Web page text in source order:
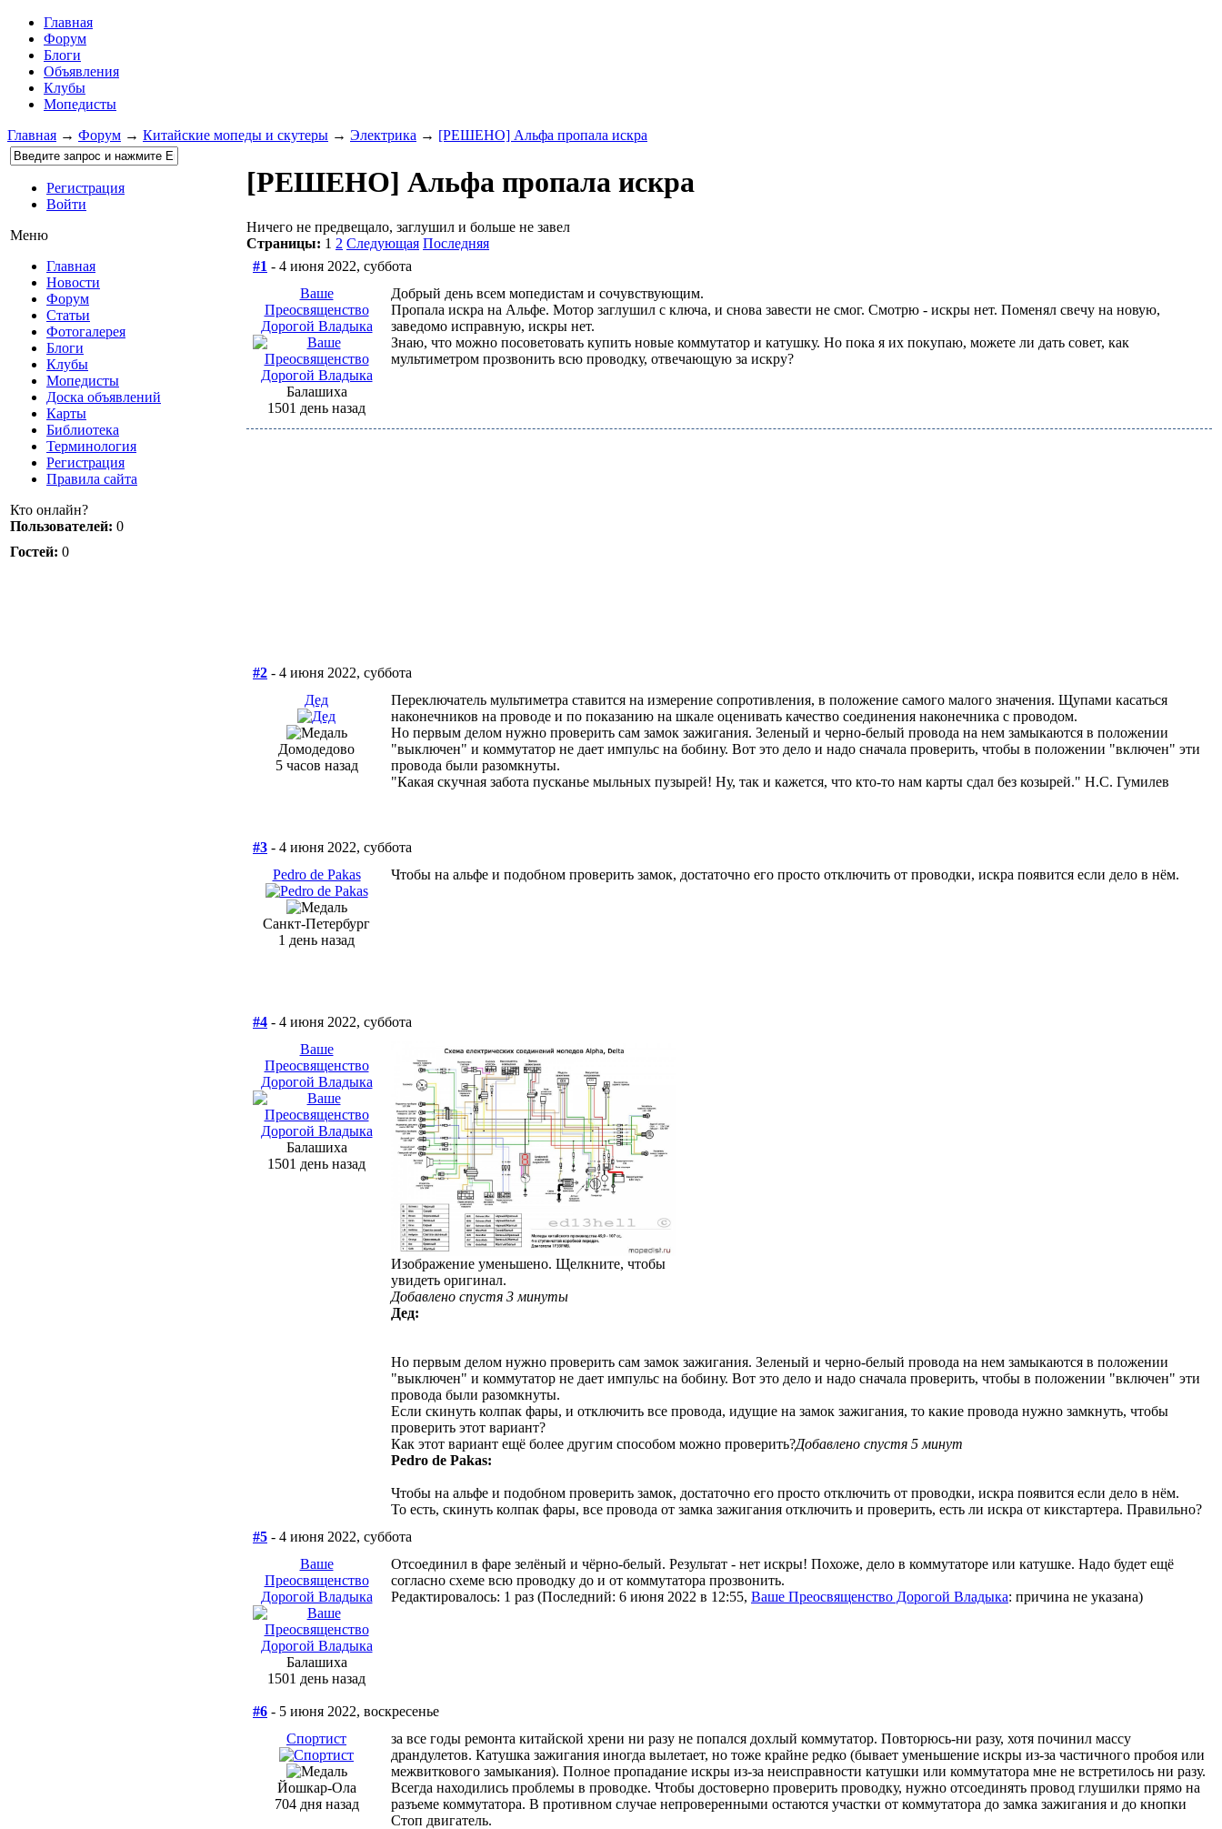
Главная
Форум
Блоги
Объявления
Клубы
Мопедисты
Главная → Форум → Китайские мопеды и скутеры → Электрика → [РЕШЕНО] Альфа пропала искра
Регистрация
Войти
Меню
Главная
Новости
Форум
Статьи
Фотогалерея
Блоги
Клубы
Мопедисты
Доска объявлений
Карты
Библиотека
Терминология
Регистрация
Правила сайта
Кто онлайн?
Пользователей: 0
Гостей: 0
[РЕШЕНО] Альфа пропала искра
Ничего не предвещало, заглушил и больше не завел
Страницы: 1 2 Следующая Последняя
#1 - 4 июня 2022, суббота
Ваше
Преосвященство
Дорогой Владыка
Балашиха
1501 день назад
Добрый день всем мопедистам и сочувствующим.
Пропала искра на Альфе. Мотор заглушил с ключа, и снова завести не смог. Смотрю - искры нет. Поменял свечу на новую,
заведомо исправную, искры нет.
Знаю, что можно посоветовать купить новые коммутатор и катушку. Но пока я их покупаю, можете ли дать совет, как
мультиметром прозвонить всю проводку, отвечающую за искру?
#2 - 4 июня 2022, суббота
Дед
Домодедово
5 часов назад
Переключатель мультиметра ставится на измерение сопротивления, в положение самого малого значения. Щупами касаться
наконечников на проводе и по показанию на шкале оценивать качество соединения наконечника с проводом.
Но первым делом нужно проверить сам замок зажигания. Зеленый и черно-белый провода на нем замыкаются в положении
"выключен" и коммутатор не дает импульс на бобину. Вот это дело и надо сначала проверить, чтобы в положении "включен" эти
провода были разомкнуты.
"Какая скучная забота пусканье мыльных пузырей! Ну, так и кажется, что кто-то нам карты сдал без козырей." Н.С. Гумилев
#3 - 4 июня 2022, суббота
Pedro de Pakas
Санкт-Петербург
1 день назад
Чтобы на альфе и подобном проверить замок, достаточно его просто отключить от проводки, искра появится если дело в нём.
#4 - 4 июня 2022, суббота
Ваше
Преосвященство
Дорогой Владыка
Балашиха
1501 день назад
Изображение уменьшено. Щелкните, чтобы
увидеть оригинал.
Добавлено спустя 3 минуты
Дед:
Но первым делом нужно проверить сам замок зажигания. Зеленый и черно-белый провода на нем замыкаются в положении
"выключен" и коммутатор не дает импульс на бобину. Вот это дело и надо сначала проверить, чтобы в положении "включен" эти
провода были разомкнуты.
Если скинуть колпак фары, и отключить все провода, идущие на замок зажигания, то какие провода нужно замкнуть, чтобы
проверить этот вариант?
Как этот вариант ещё более другим способом можно проверить?Добавлено спустя 5 минут
Pedro de Pakas:
Чтобы на альфе и подобном проверить замок, достаточно его просто отключить от проводки, искра появится если дело в нём.
То есть, скинуть колпак фары, все провода от замка зажигания отключить и проверить, есть ли искра от кикстартера. Правильно?
#5 - 4 июня 2022, суббота
Ваше
Преосвященство
Дорогой Владыка
Балашиха
1501 день назад
Отсоединил в фаре зелёный и чёрно-белый. Результат - нет искры! Похоже, дело в коммутаторе или катушке. Надо будет ещё
согласно схеме всю проводку до и от коммутатора прозвонить.
Редактировалось: 1 раз (Последний: 6 июня 2022 в 12:55, Ваше Преосвященство Дорогой Владыка: причина не указана)
#6 - 5 июня 2022, воскресенье
Спортист
Йошкар-Ола
704 дня назад
за все годы ремонта китайской хрени ни разу не попался дохлый коммутатор. Повторюсь-ни разу, хотя починил массу
драндулетов. Катушка зажигания иногда вылетает, но тоже крайне редко (бывает уменьшение искры из-за частичного пробоя или
межвиткового замыкания). Полное пропадание искры из-за неисправности катушки или коммутатора мне не встретилось ни разу.
Всегда находились проблемы в проводке. Чтобы достоверно проверить проводку, нужно отсоединять провод глушилки прямо на
разъеме коммутатора. В противном случае непроверенными остаются участки от коммутатора до замка зажигания и до кнопки
Стоп двигатель.